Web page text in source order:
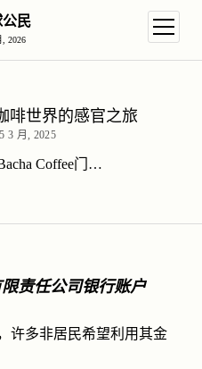
民
, 2026
open
责任公司银行账户
许多非居民希望利用其金
啡世界的感官之旅
3 月, 2025
Coffee门…